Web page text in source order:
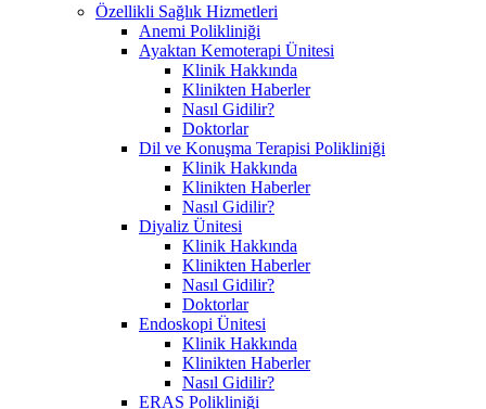
Özellikli Sağlık Hizmetleri
Anemi Polikliniği
Ayaktan Kemoterapi Ünitesi
Klinik Hakkında
Klinikten Haberler
Nasıl Gidilir?
Doktorlar
Dil ve Konuşma Terapisi Polikliniği
Klinik Hakkında
Klinikten Haberler
Nasıl Gidilir?
Diyaliz Ünitesi
Klinik Hakkında
Klinikten Haberler
Nasıl Gidilir?
Doktorlar
Endoskopi Ünitesi
Klinik Hakkında
Klinikten Haberler
Nasıl Gidilir?
ERAS Polikliniği